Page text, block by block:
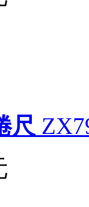
尺